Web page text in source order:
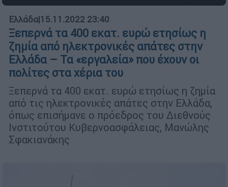
Ελλάδα|15.11.2022 23:40
Ξεπερνά τα 400 εκατ. ευρώ ετησίως η
ζημία από ηλεκτρονικές απάτες στην
Ελλάδα – Τα «εργαλεία» που έχουν οι
πολίτες στα χέρια του
Ξεπερνά τα 400 εκατ. ευρώ ετησίως η ζημία
από τις ηλεκτρονικές απάτες στην Ελλάδα,
όπως επισήμανε ο πρόεδρος του Διεθνούς
Ινστιτούτου Κυβερνοασφάλειας, Μανώλης
Σφακιανάκης